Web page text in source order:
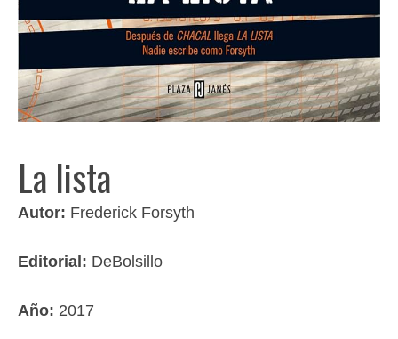
La lista
Autor: Frederick Forsyth
Editorial: DeBolsillo
Año: 2017